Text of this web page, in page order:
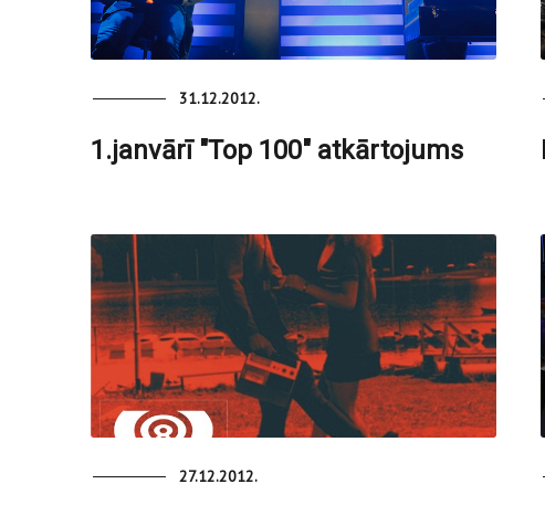
31.12.2012.
1.janvārī "Top 100" atkārtojums
27.12.2012.